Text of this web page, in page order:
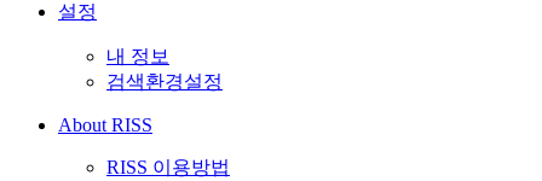
설정
내 정보
검색환경설정
About RISS
RISS 이용방법